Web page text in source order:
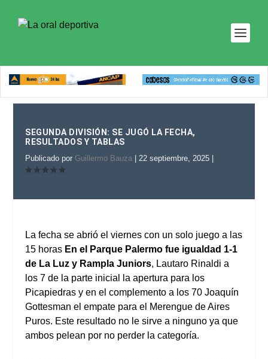
SEGUNDA DIVISIÓN: SE JUGÓ LA FECHA,
RESULTADOS Y TABLAS
Publicado por Guillermo Bauza |22 septiembre, 2025
La fecha se abrió el viernes con un solo juego a las
15 horas En el Parque Palermo fue igualdad 1-1
de La Luz y Rampla Juniors, Lautaro Rinaldi a
los 7 de la parte inicial la apertura para los
Picapiedras y en el complemento a los 70 Joaquín
Gottesman el empate para el Merengue de Aires
Puros. Este resultado no le sirve a ninguno ya que
ambos pelean por no perder la categoría.